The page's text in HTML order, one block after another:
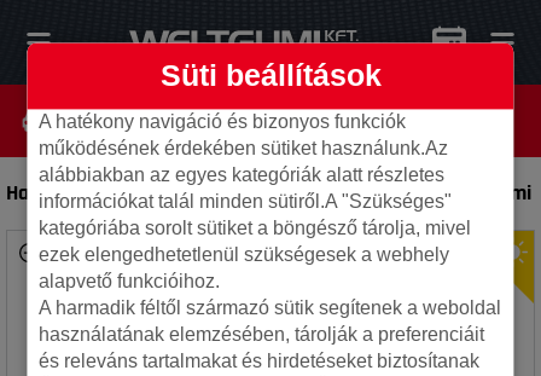
Hankook 225/70R16 103H RA33 Dynapro HP 2 TL-Autó gumi
Süti beállítások
A hatékony navigáció és bizonyos funkciók
működésének érdekében sütiket használunk.Az
alábbiakban az egyes kategóriák alatt részletes
információkat talál minden sütiről.A "Szükséges"
kategóriába sorolt sütiket a böngésző tárolja, mivel
ezek elengedhetetlenül szükségesek a webhely
alapvető funkcióihoz.
A harmadik féltől származó sütik segítenek a weboldal
használatának elemzésében, tárolják a preferenciáit
és releváns tartalmakat és hirdetéseket biztosítanak